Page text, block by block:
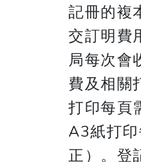
記冊的複
交訂明費
局每次會
費及相關
打印每頁
A3紙打
正）。登